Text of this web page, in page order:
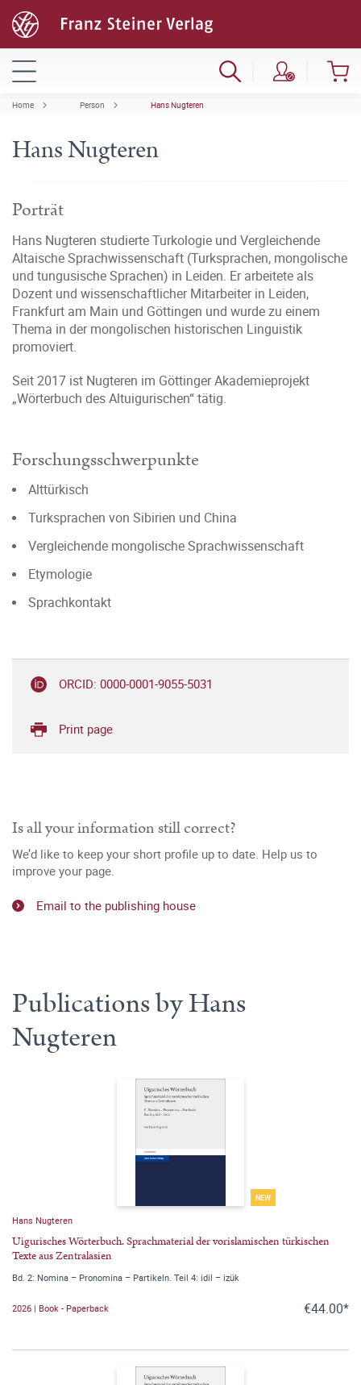
Home Person Hans Nugteren
Hans Nugteren
Porträt
Hans Nugteren studierte Turkologie und Vergleichende
Altaische Sprachwissenschaft (Turksprachen, mongolische
und tungusische Sprachen) in Leiden. Er arbeitete als
Dozent und wissenschaftlicher Mitarbeiter in Leiden,
Frankfurt am Main und Göttingen und wurde zu einem
Thema in der mongolischen historischen Linguistik
promoviert.
Seit 2017 ist Nugteren im Göttinger Akademieprojekt
„Wörterbuch des Altuigurischen“ tätig.
Forschungsschwerpunkte
Alttürkisch
Turksprachen von Sibirien und China
Vergleichende mongolische Sprachwissenschaft
Etymologie
Sprachkontakt
ORCID: 0000-0001-9055-5031
Print page
Is all your information still correct?
We’d like to keep your short profile up to date. Help us to
improve your page.
Email to the publishing house
Publications by Hans
Nugteren
NEW
Hans Nugteren
Uigurisches Wörterbuch. Sprachmaterial der vorislamischen türkischen
Texte aus Zentralasien
Bd. 2: Nomina – Pronomina – Partikeln. Teil 4: idil – izük
2026 | Book - Paperback €44.00*